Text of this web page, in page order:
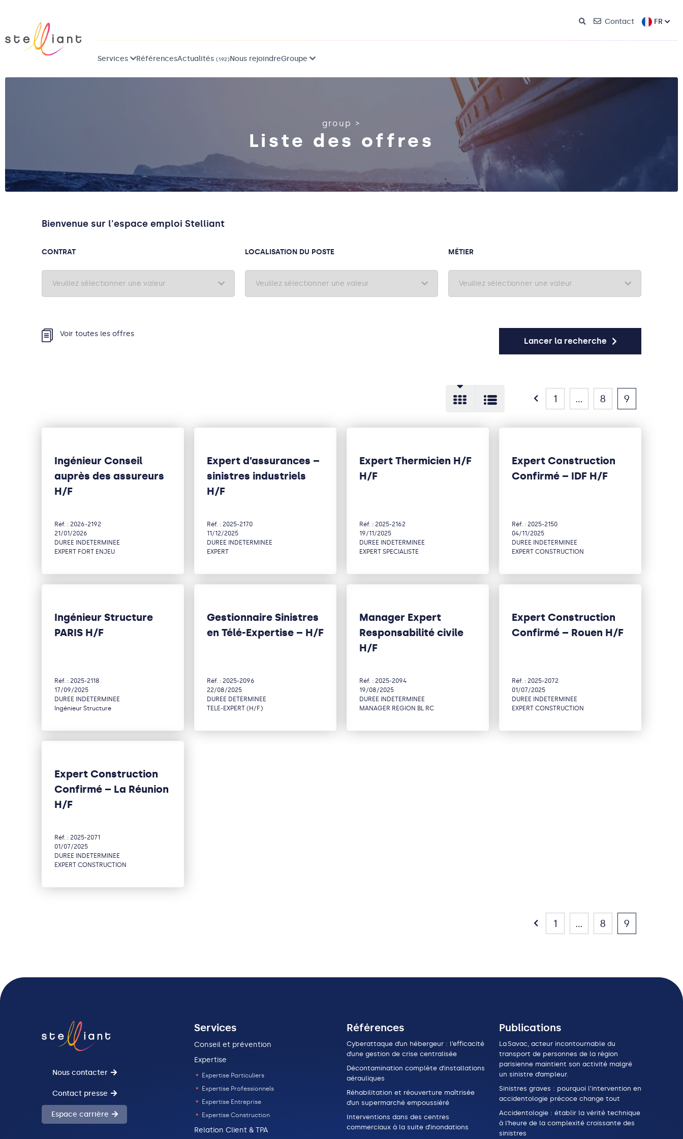
Contact FR
Services RéférencesActualités (192)Nous rejoindreGroupe
group >
Liste des offres
Bienvenue sur l'espace emploi Stelliant
CONTRAT LOCALISATION DU POSTE MÉTIER
Voir toutes les offres
Lancer la recherche
1 ... 8 9
Ingénieur Conseil
auprès des assureurs
H/F
Réf. : 2026-2192
21/01/2026
DUREE INDETERMINEE
EXPERT FORT ENJEU
Expert d’assurances –
sinistres industriels
H/F
Réf. : 2025-2170
11/12/2025
DUREE INDETERMINEE
EXPERT
Expert Thermicien H/F
H/F
Réf. : 2025-2162
19/11/2025
DUREE INDETERMINEE
EXPERT SPECIALISTE
Expert Construction
Confirmé – IDF H/F
Réf. : 2025-2150
04/11/2025
DUREE INDETERMINEE
EXPERT CONSTRUCTION
Ingénieur Structure
PARIS H/F
Réf. : 2025-2118
17/09/2025
DUREE INDETERMINEE
Ingénieur Structure
Gestionnaire Sinistres
en Télé-Expertise – H/F
Réf. : 2025-2096
22/08/2025
DUREE DETERMINEE
TELE-EXPERT (H/F)
Manager Expert
Responsabilité civile
H/F
Réf. : 2025-2094
19/08/2025
DUREE INDETERMINEE
MANAGER REGION BL RC
Expert Construction
Confirmé – Rouen H/F
Réf. : 2025-2072
01/07/2025
DUREE INDETERMINEE
EXPERT CONSTRUCTION
Expert Construction
Confirmé – La Réunion
H/F
Réf. : 2025-2071
01/07/2025
DUREE INDETERMINEE
EXPERT CONSTRUCTION
1 ... 8 9
Nous contacter
Contact presse
Espace carrière
Services
Conseil et prévention
Expertise
Expertise Particuliers
Expertise Professionnels
Expertise Entreprise
Expertise Construction
Relation Client & TPA
Références
Cyberattaque d’un hébergeur : l’efficacité
d’une gestion de crise centralisée
Décontamination complète d’installations
aérauliques
Réhabilitation et réouverture maîtrisée
d’un supermarché empoussiéré
Interventions dans des centres
commerciaux à la suite d’inondations
Publications
La Savac, acteur incontournable du
transport de personnes de la région
parisienne maintient son activité malgré
un sinistre d’ampleur.
Sinistres graves : pourquoi l’intervention en
accidentologie précoce change tout
Accidentologie : établir la vérité technique
à l’heure de la complexité croissante des
sinistres